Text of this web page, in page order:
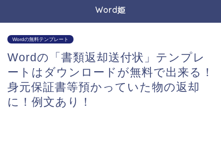
Word姫
Wordの無料テンプレート
Wordの「書類返却送付状」テンプレ
ートはダウンロードが無料で出来る！
身元保証書等預かっていた物の返却
に！例文あり！